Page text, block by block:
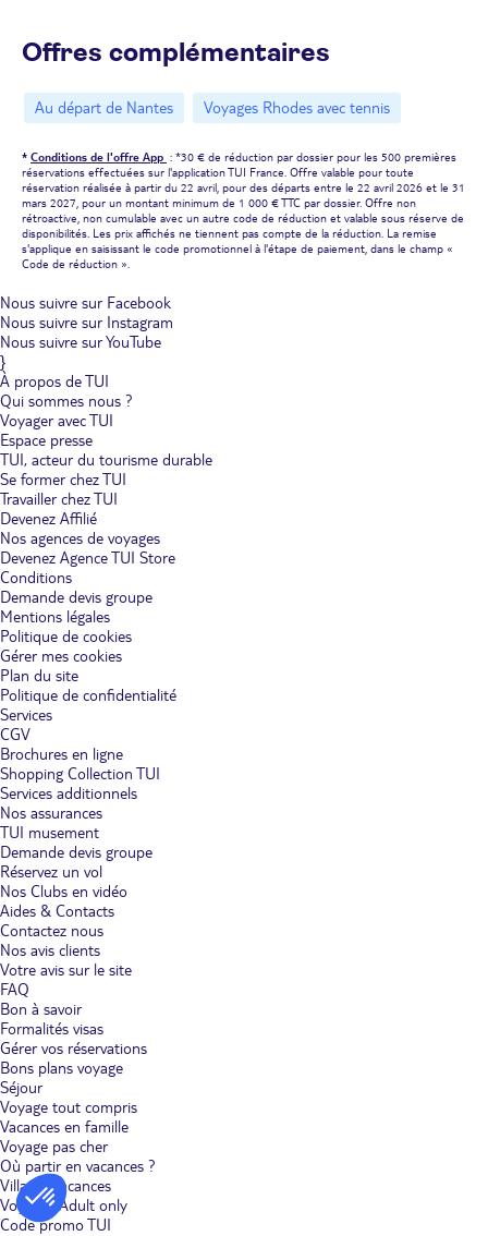
Offres complémentaires
Au départ de Nantes Voyages Rhodes avec tennis
* Conditions de l'offre App : *30 € de réduction par dossier pour les 500 premières
réservations effectuées sur l'application TUI France. Offre valable pour toute
réservation réalisée à partir du 22 avril, pour des départs entre le 22 avril 2026 et le 31
mars 2027, pour un montant minimum de 1 000 € TTC par dossier. Offre non
rétroactive, non cumulable avec un autre code de réduction et valable sous réserve de
disponibilités. Les prix affichés ne tiennent pas compte de la réduction. La remise
s'applique en saisissant le code promotionnel à l'étape de paiement, dans le champ «
Code de réduction ».
Nous suivre sur Facebook
Nous suivre sur Instagram
Nous suivre sur YouTube
}
À propos de TUI
Qui sommes nous ?
Voyager avec TUI
Espace presse
TUI, acteur du tourisme durable
Se former chez TUI
Travailler chez TUI
Devenez Affilié
Nos agences de voyages
Devenez Agence TUI Store
Conditions
Demande devis groupe
Mentions légales
Politique de cookies
Gérer mes cookies
Plan du site
Politique de confidentialité
Services
CGV
Brochures en ligne
Shopping Collection TUI
Services additionnels
Nos assurances
TUI musement
Demande devis groupe
Réservez un vol
Nos Clubs en vidéo
Aides & Contacts
Contactez nous
Nos avis clients
Votre avis sur le site
FAQ
Bon à savoir
Formalités visas
Gérer vos réservations
Bons plans voyage
Séjour
Voyage tout compris
Vacances en famille
Voyage pas cher
Où partir en vacances ?
Villages vacances
Voyages Adult only
Code promo TUI